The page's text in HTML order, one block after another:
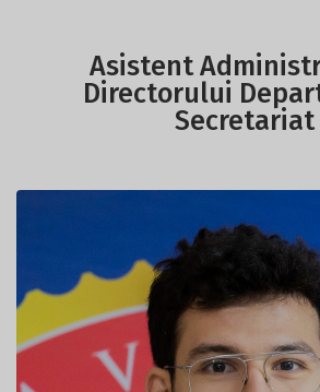
Asistent
Directorului
Secretariat